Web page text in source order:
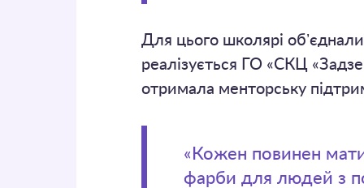
Для цього школярі
реалізується ГО «СКЦ
отримала менторську
«Кожен повинен
фарби для людей з